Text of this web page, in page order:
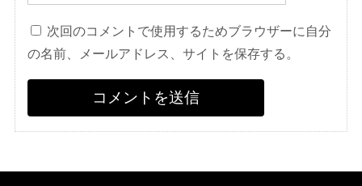
次回のコメントで使用するためブラウザーに自分
の名前、メールアドレス、サイトを保存する。